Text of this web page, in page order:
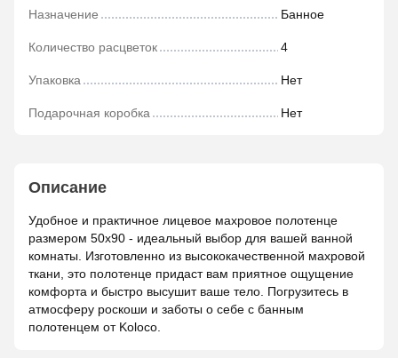
Назначение Банное
Количество расцветок 4
Упаковка Нет
Подарочная коробка Нет
Описание
Удобное и практичное лицевое махровое полотенце
размером 50х90 - идеальный выбор для вашей ванной
комнаты. Изготовленно из высококачественной махровой
ткани, это полотенце придаст вам приятное ощущение
комфорта и быстро высушит ваше тело. Погрузитесь в
атмосферу роскоши и заботы о себе с банным
полотенцем от Koloco.